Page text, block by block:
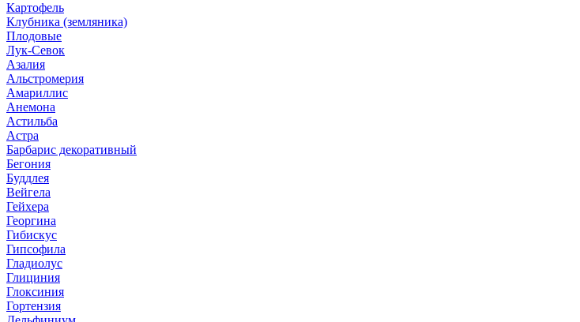
Картофель
Клубника (земляника)
Плодовые
Лук-Севок
Азалия
Альстромерия
Амариллис
Анемона
Астильба
Астра
Барбарис декоративный
Бегония
Буддлея
Вейгела
Гейхера
Георгина
Гибискус
Гипсофила
Гладиолус
Глициния
Глоксиния
Гортензия